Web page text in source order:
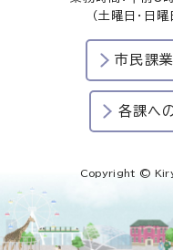
（土曜日・日
市民課
各課へ
Copyright ©